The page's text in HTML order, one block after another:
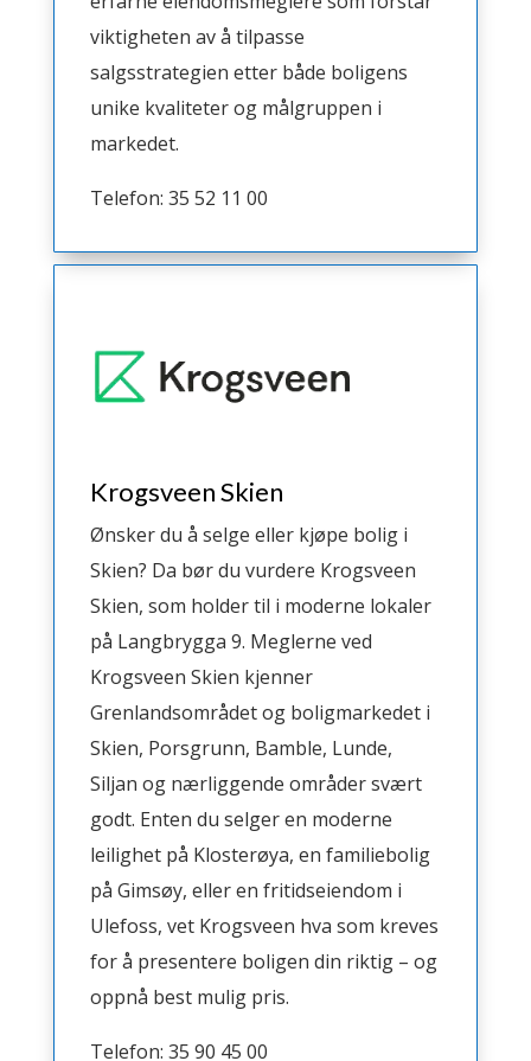
viktigheten av å tilpasse
salgsstrategien etter både boligens
unike kvaliteter og målgruppen i
markedet.
Telefon: 35 52 11 00
Krogsveen Skien
Ønsker du å selge eller kjøpe bolig i
Skien? Da bør du vurdere Krogsveen
Skien, som holder til i moderne lokaler
på Langbrygga 9. Meglerne ved
Krogsveen Skien kjenner
Grenlandsområdet og boligmarkedet i
Skien, Porsgrunn, Bamble, Lunde,
Siljan og nærliggende områder svært
godt. Enten du selger en moderne
leilighet på Klosterøya, en familiebolig
på Gimsøy, eller en fritidseiendom i
Ulefoss, vet Krogsveen hva som kreves
for å presentere boligen din riktig – og
oppnå best mulig pris.
Telefon: 35 90 45 00